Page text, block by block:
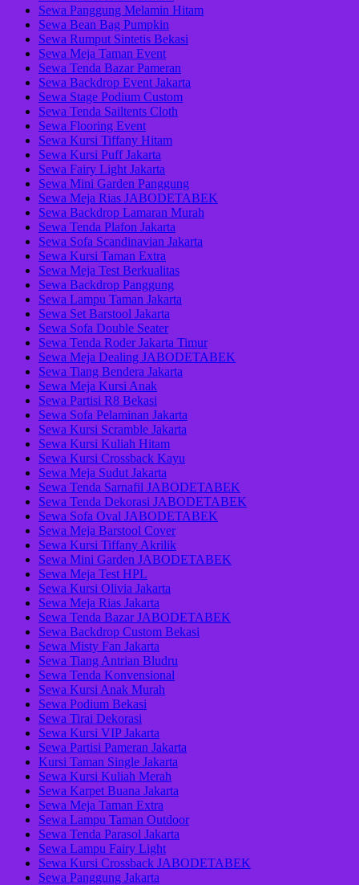
Sewa Panggung Melamin Hitam
Sewa Bean Bag Pumpkin
Sewa Rumput Sintetis Bekasi
Sewa Meja Taman Event
Sewa Tenda Bazar Pameran
Sewa Backdrop Event Jakarta
Sewa Stage Podium Custom
Sewa Tenda Sailtents Cloth
Sewa Flooring Event
Sewa Kursi Tiffany Hitam
Sewa Kursi Puff Jakarta
Sewa Fairy Light Jakarta
Sewa Mini Garden Panggung
Sewa Meja Rias JABODETABEK
Sewa Backdrop Lamaran Murah
Sewa Tenda Plafon Jakarta
Sewa Sofa Scandinavian Jakarta
Sewa Kursi Taman Extra
Sewa Meja Test Berkualitas
Sewa Backdrop Panggung
Sewa Lampu Taman Jakarta
Sewa Set Barstool Jakarta
Sewa Sofa Double Seater
Sewa Tenda Roder Jakarta Timur
Sewa Meja Dealing JABODETABEK
Sewa Tiang Bendera Jakarta
Sewa Meja Kursi Anak
Sewa Partisi R8 Bekasi
Sewa Sofa Pelaminan Jakarta
Sewa Kursi Scramble Jakarta
Sewa Kursi Kuliah Hitam
Sewa Kursi Crossback Kayu
Sewa Meja Sudut Jakarta
Sewa Tenda Sarnafil JABODETABEK
Sewa Tenda Dekorasi JABODETABEK
Sewa Sofa Oval JABODETABEK
Sewa Meja Barstool Cover
Sewa Kursi Tiffany Akrilik
Sewa Mini Garden JABODETABEK
Sewa Meja Test HPL
Sewa Kursi Olivia Jakarta
Sewa Meja Rias Jakarta
Sewa Tenda Bazar JABODETABEK
Sewa Backdrop Custom Bekasi
Sewa Misty Fan Jakarta
Sewa Tiang Antrian Bludru
Sewa Tenda Konvensional
Sewa Kursi Anak Murah
Sewa Podium Bekasi
Sewa Tirai Dekorasi
Sewa Kursi VIP Jakarta
Sewa Partisi Pameran Jakarta
Kursi Taman Single Jakarta
Sewa Kursi Kuliah Merah
Sewa Karpet Buana Jakarta
Sewa Meja Taman Extra
Sewa Lampu Taman Outdoor
Sewa Tenda Parasol Jakarta
Sewa Lampu Fairy Light
Sewa Kursi Crossback JABODETABEK
Sewa Panggung Jakarta